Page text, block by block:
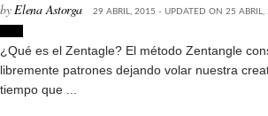
by Elena Astorga 29 ABRIL, 2015 - UPDATED ON 25 ABRIL,
¿Qué es el Zentagle? El método Zentangle
libremente patrones dejando volar nuestra
tiempo que ...